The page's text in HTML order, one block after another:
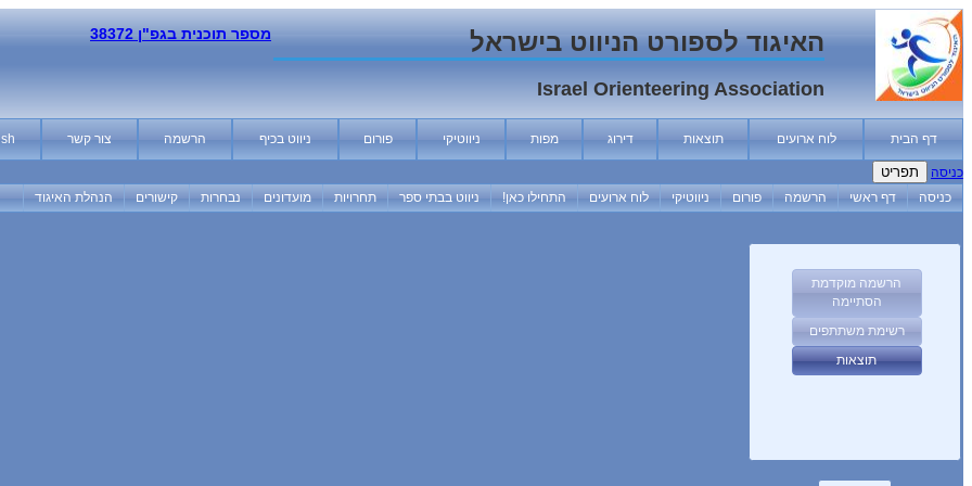
האיגוד לספורט הניווט בישראל
Israel Orienteering Association
מספר תוכנית בגפ"ן 38372
דף הבית לוח ארועים תוצאות דירוג מפות ניווטיקי פורום ניווט בכיף הרשמה צור קשר
כניסה תפריט
כניסה דף ראשי הרשמה פורום ניווטיקי לוח ארועים התחילו כאן! ניווט בבתי ספר תחרויות מועדונים נבחרות קישורים הנהלת האיגוד
הרשמה מוקדמת
הסתיימה
רשימת משתתפים
תוצאות